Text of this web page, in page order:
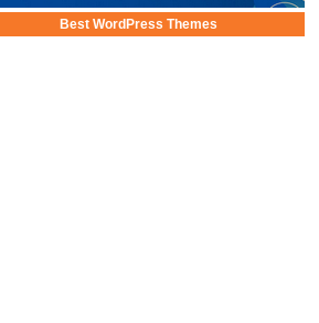
Best WordPress Themes